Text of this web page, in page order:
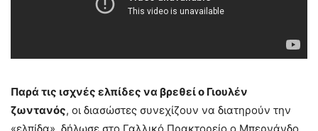
Παρά τις ισχνές ελπίδες να βρεθεί ο Γιουλέν
ζωντανός, οι διασώστες συνεχίζουν να διατηρούν την